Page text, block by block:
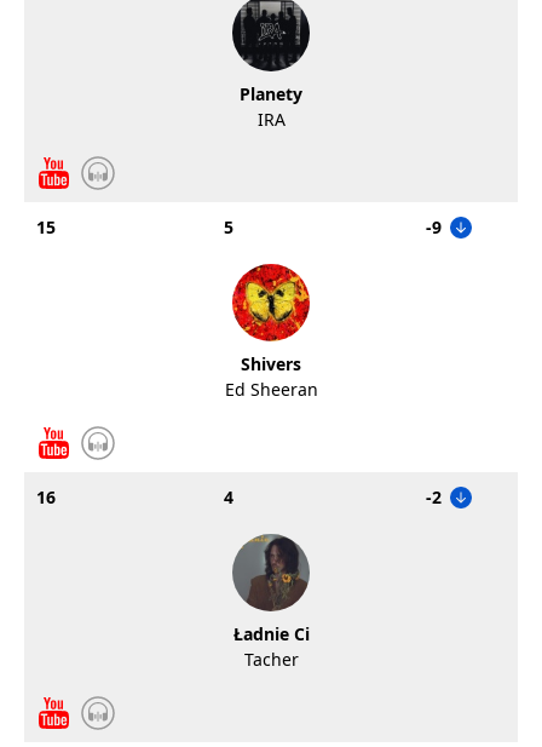
Planety
IRA
15 5 -9
Shivers
Ed Sheeran
16 4 -2
Ładnie Ci
Tacher